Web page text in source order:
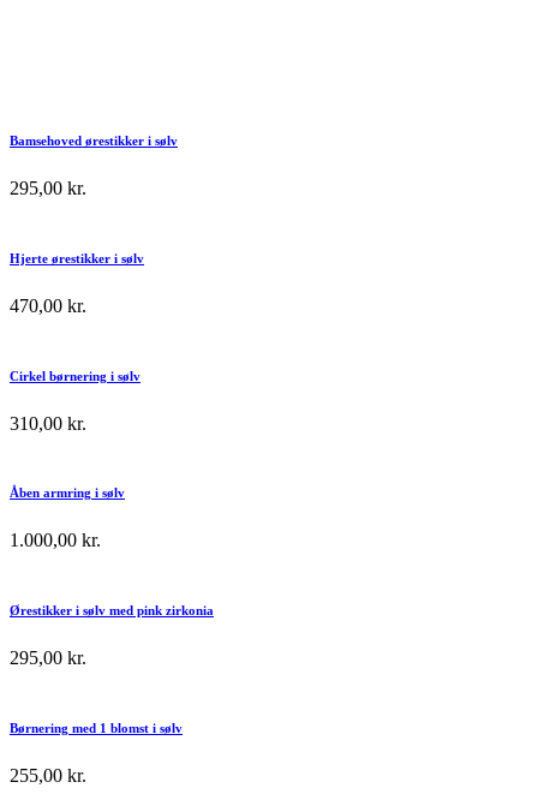
Bamsehoved ørestikker i sølv
295,00 kr.
Hjerte ørestikker i sølv
470,00 kr.
Cirkel børnering i sølv
310,00 kr.
Åben armring i sølv
1.000,00 kr.
Ørestikker i sølv med pink zirkonia
295,00 kr.
Børnering med 1 blomst i sølv
255,00 kr.